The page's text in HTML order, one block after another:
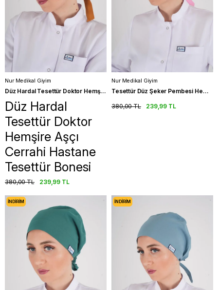
Nur Medikal Giyim
Düz Hardal Tesettür Doktor Hemşire Aşçı Cerrahi Hastane Tesettür Bonesi
Düz Hardal
Tesettür Doktor
Hemşire Aşçı
Cerrahi Hastane
Tesettür Bonesi
239,99 TL
380,00 TL
Nur Medikal Giyim
Tesettür Düz Şeker Pembesi Hemşire Doktor Aşçı Hastane Medikal Tesettür Cerrahi Bonesi
239,99 TL
380,00 TL
İNDIRIM İNDIRIM